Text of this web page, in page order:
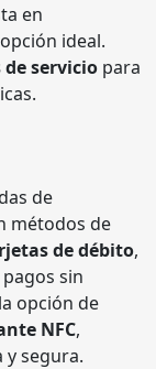
en
ideal.
servicio para
de
métodos de
de débito,
sin
opción de
NFC,
segura.